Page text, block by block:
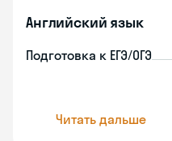
Английский язык
Подготовка к ЕГЭ/ОГЭ
Читать дальше